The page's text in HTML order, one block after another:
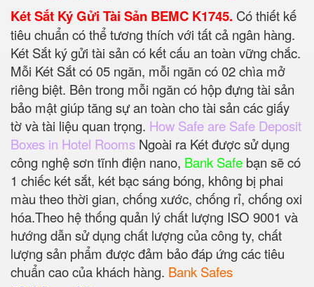
Két Sắt Ký Gửi Tài Sản BEMC K1745. Có thiết kế
tiêu chuẩn có thể tương thích với tất cả ngân hàng.
Két Sắt ký gửi tài sản có kết cấu an toàn vững chắc.
Mỗi Két Sắt có 05 ngăn, mỗi ngăn có 02 chìa mở
riêng biệt. Bên trong mỗi ngăn có hộp đựng tài sản
bảo mật giúp tăng sự an toàn cho tài sản các giấy
tờ và tài liệu quan trọng. How Safe are Safe Deposit
Boxes in Hotel Rooms Ngoài ra Két được sử dụng
công nghệ sơn tĩnh điện nano, Bank Safe bạn sẽ có
1 chiếc két sắt, két bạc sáng bóng, không bị phai
màu theo thời gian, chống xước, chống rỉ, chống oxi
hóa.Theo hệ thống quản lý chất lượng ISO 9001 và
hướng dẫn sử dụng chất lượng của công ty, chất
lượng sản phẩm được đảm bảo đáp ứng các tiêu
chuẩn cao của khách hàng. Bank Safes